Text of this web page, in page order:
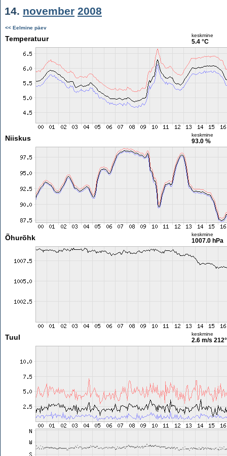
14. november 2008
<< Eelmine päev
Temperatuur keskmine
5.4 °C
Niiskus keskmine
93.0 %
Õhurõhk keskmine
1007.0 hPa
Tuul keskmine
2.6 m/s 212°